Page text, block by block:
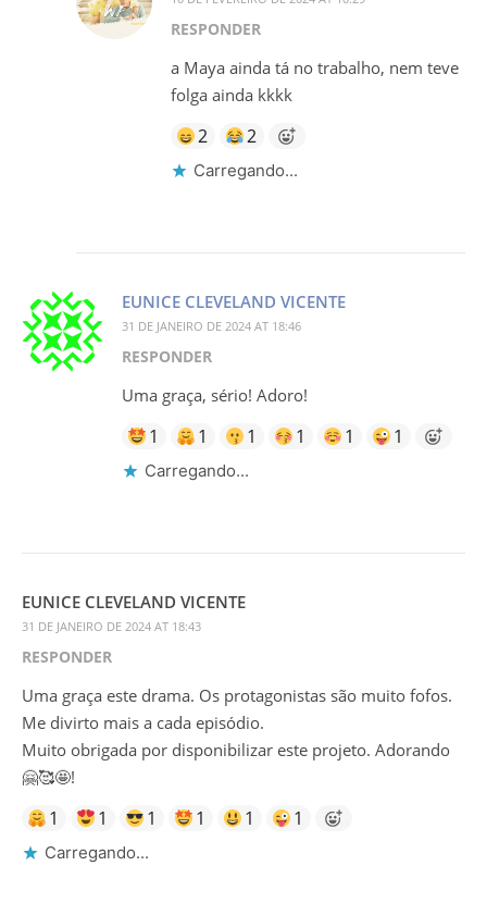
RESPONDER
a Maya ainda tá no trabalho, nem teve
folga ainda kkkk
2 2
Carregando...
EUNICE CLEVELAND VICENTE
31 DE JANEIRO DE 2024 AT 18:46
RESPONDER
Uma graça, sério! Adoro!
1 1 1 1 1 1
Carregando...
EUNICE CLEVELAND VICENTE
31 DE JANEIRO DE 2024 AT 18:43
RESPONDER
Uma graça este drama. Os protagonistas são muito fofos.
Me divirto mais a cada episódio.
Muito obrigada por disponibilizar este projeto. Adorando
🤗🥰🤩!
1 1 1 1 1 1
Carregando...